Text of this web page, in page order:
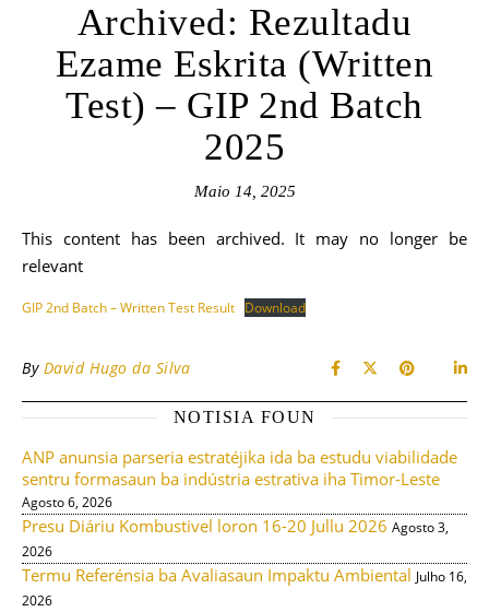
Archived: Rezultadu
Ezame Eskrita (Written
Test) – GIP 2nd Batch
2025
Maio 14, 2025
This content has been archived. It may no longer be
relevant
GIP 2nd Batch – Written Test Result Download
By David Hugo da Silva
NOTISIA FOUN
ANP anunsia parseria estratéjika ida ba estudu viabilidade
sentru formasaun ba indústria estrativa iha Timor-Leste
Agosto 6, 2026
Presu Diáriu Kombustivel loron 16-20 Jullu 2026 Agosto 3,
2026
Termu Referénsia ba Avaliasaun Impaktu Ambiental Julho 16,
2026